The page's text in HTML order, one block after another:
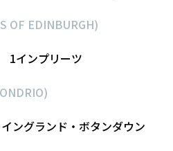
OF EDINBURGH)
1インプリーツ
ングランド・ボタンダウン